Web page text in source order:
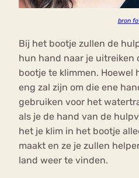
bron
Bij het bootje zullen de
hun hand naar je uitreiken
bootje te klimmen. Hoewel
eng zal zijn om die ene
gebruiken voor het
als je de hand van de
het je klim in het bootje
maakt en ze je zullen
land weer te vinden.